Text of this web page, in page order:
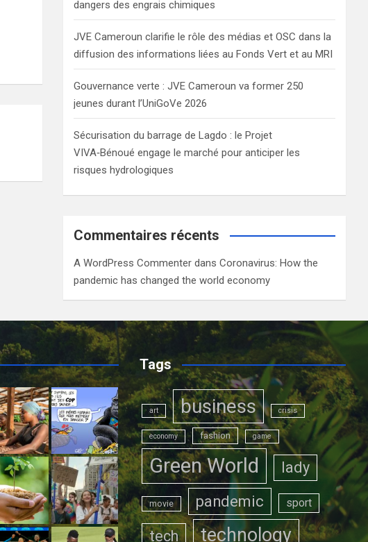
dangers des engrais chimiques
JVE Cameroun clarifie le rôle des médias et OSC dans la
diffusion des informations liées au Fonds Vert et au MRI
Gouvernance verte : JVE Cameroun va former 250
jeunes durant l’UniGoVe 2026
Sécurisation du barrage de Lagdo : le Projet
VIVA‑Bénoué engage le marché pour anticiper les
risques hydrologiques
Commentaires récents
A WordPress Commenter dansCoronavirus: How the
pandemic has changed the world economy
Tags
art business crisis
economy fashion game
Green World lady
movie pandemic sport
tech technology